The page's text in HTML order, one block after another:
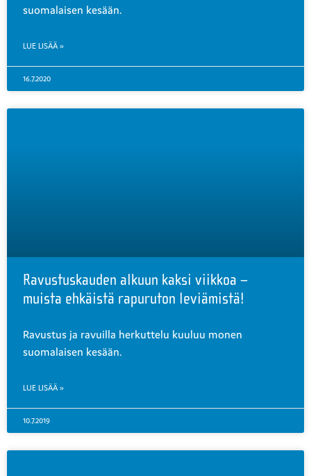
suomalaisen kesään.
LUE LISÄÄ »
16.7.2020
Ravustuskauden alkuun kaksi viikkoa –
muista ehkäistä rapuruton leviämistä!
Ravustus ja ravuilla herkuttelu kuuluu monen
suomalaisen kesään.
LUE LISÄÄ »
10.7.2019